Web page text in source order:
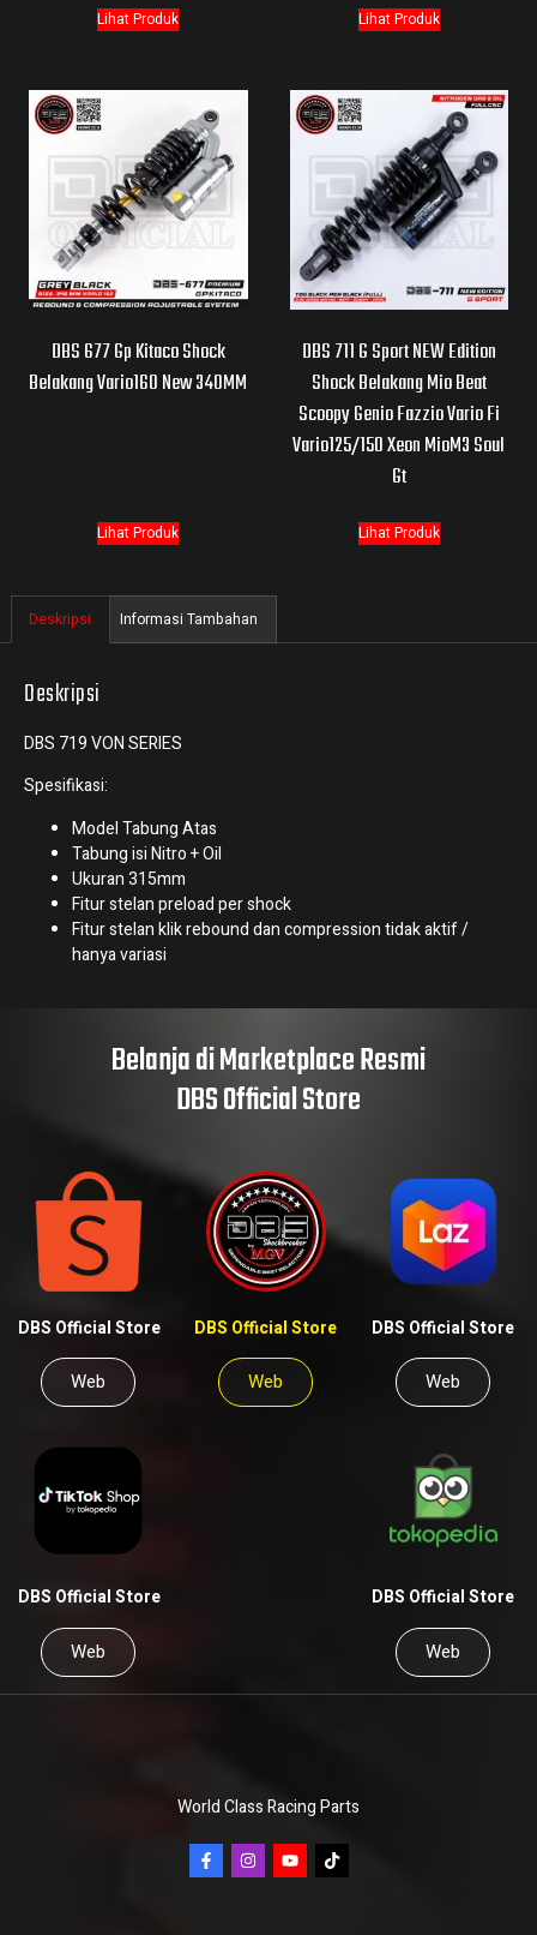
Lihat Produk Lihat Produk
DBS 677 Gp Kitaco Shock
Belakang Vario160 New 340MM
Lihat Produk
DBS 711 G Sport NEW Edition
Shock Belakang Mio Beat
Scoopy Genio Fazzio Vario Fi
Vario125/150 Xeon MioM3 Soul
Gt
Lihat Produk
Deskripsi Informasi Tambahan
Deskripsi
DBS 719 VON SERIES
Spesifikasi:
Model Tabung Atas
Tabung isi Nitro + Oil
Ukuran 315mm
Fitur stelan preload per shock
Fitur stelan klik rebound dan compression tidak aktif /
hanya variasi
Belanja di Marketplace Resmi
DBS Official Store
DBS Official Store
Web
DBS Official Store
Web
DBS Official Store
Web
DBS Official Store
Web
DBS Official Store
Web
World Class Racing Parts